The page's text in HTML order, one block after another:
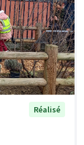
Réalisé